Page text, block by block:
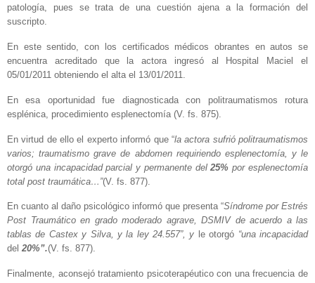
patología, pues se trata de una cuestión ajena a la formación del
suscripto.
En este sentido, con los certificados médicos obrantes en autos se
encuentra acreditado que la actora ingresó al Hospital Maciel el
05/01/2011 obteniendo el alta el 13/01/2011.
En esa oportunidad fue diagnosticada con politraumatismos rotura
esplénica, procedimiento esplenectomía (V. fs. 875).
En virtud de ello el experto informó que “la actora sufrió politraumatismos
varios; traumatismo grave de abdomen requiriendo esplenectomía, y le
otorgó una incapacidad parcial y permanente del25%por esplenectomía
total post traumática…”(V. fs. 877).
En cuanto al daño psicológico informó que presenta “Síndrome por Estrés
Post Traumático en grado moderado agrave, DSMIV de acuerdo a las
tablas de Castex y Silva, y la ley 24.557”, y le otorgó “una incapacidad
del 20%”.(V. fs. 877).
Finalmente, aconsejó tratamiento psicoterapéutico con una frecuencia de